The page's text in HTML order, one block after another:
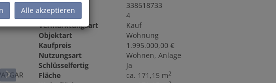
Objektnr.
338618733
Zimmer
4
Vermarktungsart
Kauf
Objektart
Wohnung
Kaufpreis
1.995.000,00 €
Nutzungsart
Wohnen Anlage
Schlüsselfertig
Ja
Fläche
ca. 171,15 m2
Alle akzeptieren